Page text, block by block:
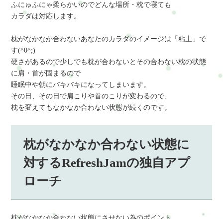
ふにゅふにゃ柔らかいのでどんな場所・枕で寝ても
カラダは対応します。
枕がなかなか合わないあなたのカラダのイメージは「粘土」で
す(^0^;)
硬さがあるので少しでも枕が合わないとその合わない枕の状態
に肩・首が固まるので
睡眠中や朝にバキバキになってしまいます。
その日、その日で肩こりや首のこりが変わるので、
枕を変えてもなかなか合わない状態が続くのです。
枕がなかなか合わない状態に
対するRefreshJamの独自アプ
ローチ